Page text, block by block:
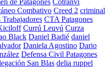
de Patagones Cotranvi
Combativo Creed 2 criminal
CTA Patagones
Currú Leuvú Curza
Black Daniel Badié daniel
Daniela Agostino Dario
Defensa Civil Patagones
San Blas delia ruppel